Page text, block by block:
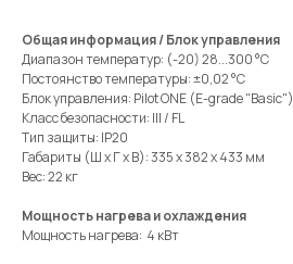
Общая информация / Блок управления
Диапазон температур: (-20) 28...300 °C
Постоянство температуры: ±0,02 °C
Блок управления: Pilot ONE (E-grade "Basic")
Класс безопасности: III / FL
Тип защиты: IP20
Габариты (Ш х Г х В): 335 x 382 x 433 мм
Вес: 22 кг
Мощность нагрева и охлаждения
Мощность нагрева: 4 кВт